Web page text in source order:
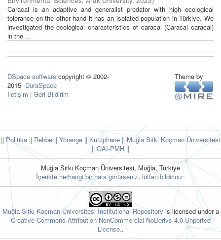
Caracal is an adaptive and generalist predator with high ecological
tolerance on the other hand it has an isolated population in Türkiye. We
investigated the ecological characteristics of caracal (Caracal caracal)
in the ...
DSpace software copyright © 2002-
2015 DuraSpace
İletişim | Geri Bildirim
Theme by
|| Politika || Rehber|| Yönerge || Kütüphane || Muğla Sıtkı Koçman Üniversitesi
|| OAI-PMH ||
Muğla Sıtkı Koçman Üniversitesi, Muğla, Türkiye
İçerikte herhangi bir hata görürseniz, lütfen bildiriniz:
Muğla Sıtkı Koçman Üniversitesi Institutional Repository is licensed under a
Creative Commons Attribution-NonCommercial-NoDerivs 4.0 Unported
License..